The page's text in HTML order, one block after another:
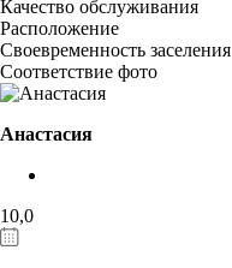
Качество обслуживания
Расположение
Своевременность заселения
Соответствие фото
Анастасия
10,0